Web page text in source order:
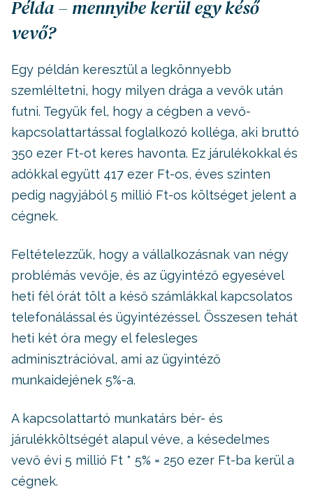
Példa – mennyibe kerül egy késő
vevő?
Egy példán keresztül a legkönnyebb
szemléltetni, hogy milyen drága a vevők után
futni. Tegyük fel, hogy a cégben a vevő-
kapcsolattartással foglalkozó kolléga, aki bruttó
350 ezer Ft-ot keres havonta. Ez járulékokkal és
adókkal együtt 417 ezer Ft-os, éves szinten
pedig nagyjából 5 millió Ft-os költséget jelent a
cégnek.
Feltételezzük, hogy a vállalkozásnak van négy
problémás vevője, és az ügyintéző egyesével
heti fél órát tölt a késő számlákkal kapcsolatos
telefonálással és ügyintézéssel. Összesen tehát
heti két óra megy el felesleges
adminisztrációval, ami az ügyintéző
munkaidejének 5%-a.
A kapcsolattartó munkatárs bér- és
járulékköltségét alapul véve, a késedelmes
vevő évi 5 millió Ft * 5% = 250 ezer Ft-ba kerül a
cégnek.